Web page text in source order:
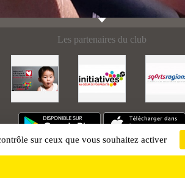
Les partenaires du club
sur ceux que vous souhaitez activer